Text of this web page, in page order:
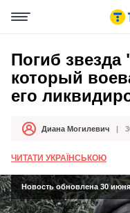
Погиб
который
его
АвторДиана Могилевич
Дата публикации
ЧИТАТИ УКРАЇНСЬКОЮ
Новость обновлена 30 июня